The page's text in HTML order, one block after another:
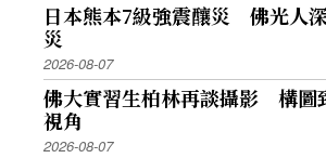
日本熊本7級強震釀災 佛光人
災
2026-08-07
佛大實習生柏林再談攝影 構圖
視角
2026-08-07